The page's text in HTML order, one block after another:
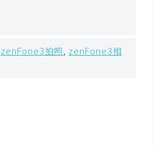
zenFone3拍照 zenFone3相